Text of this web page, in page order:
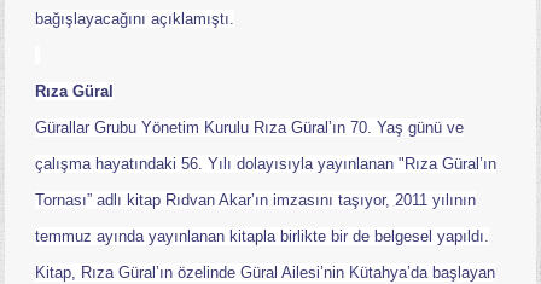
bağışlayacağını açıklamıştı.
Rıza Güral
Gürallar Grubu Yönetim Kurulu Rıza Güral’ın 70. Yaş günü ve
çalışma hayatındaki 56. Yılı dolayısıyla yayınlanan "Rıza Güral’ın
Tornası” adlı kitap Rıdvan Akar’ın imzasını taşıyor, 2011 yılının
temmuz ayında yayınlanan kitapla birlikte bir de belgesel yapıldı.
Kitap, Rıza Güral’ın özelinde Güral Ailesi’nin Kütahya’da başlayan